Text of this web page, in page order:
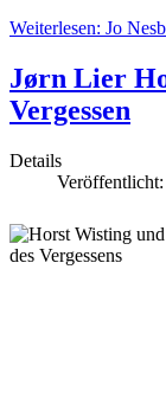
Weiterlesen: Jo
Jørn Lier
Vergessen
Details